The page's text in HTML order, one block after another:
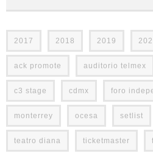
2017 2018 2019
ack promote auditorio telmex
c3 stage cdmx foro
monterrey ocesa setlist
teatro diana ticketmaster